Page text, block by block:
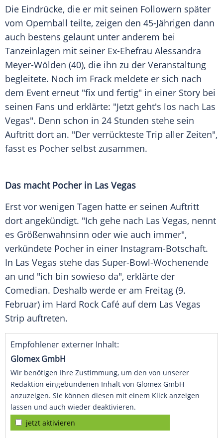
Die Eindrücke, die er mit seinen Followern später
vom Opernball teilte, zeigen den 45-Jährigen dann
auch bestens gelaunt unter anderem bei
Tanzeinlagen mit seiner Ex-Ehefrau Alessandra
Meyer-Wölden (40), die ihn zu der Veranstaltung
begleitete. Noch im Frack meldete er sich nach
dem Event erneut "fix und fertig" in einer Story bei
seinen Fans und erklärte: "Jetzt geht's los nach Las
Vegas". Denn schon in 24 Stunden stehe sein
Auftritt dort an. "Der verrückteste Trip aller Zeiten",
fasst es Pocher selbst zusammen.
Das macht Pocher in Las Vegas
Erst vor wenigen Tagen hatte er seinen Auftritt
dort angekündigt. "Ich gehe nach Las Vegas, nennt
es Größenwahnsinn oder wie auch immer",
verkündete Pocher in einer Instagram-Botschaft.
In Las Vegas stehe das Super-Bowl-Wochenende
an und "ich bin sowieso da", erklärte der
Comedian. Deshalb werde er am Freitag (9.
Februar) im Hard Rock Café auf dem Las Vegas
Strip auftreten.
Empfohlener externer Inhalt:
Glomex GmbH
Wir benötigen Ihre Zustimmung, um den von unserer
Redaktion eingebundenen Inhalt von Glomex GmbH
anzuzeigen. Sie können diesen mit einem Klick anzeigen
lassen und auch wieder deaktivieren.
jetzt aktivieren